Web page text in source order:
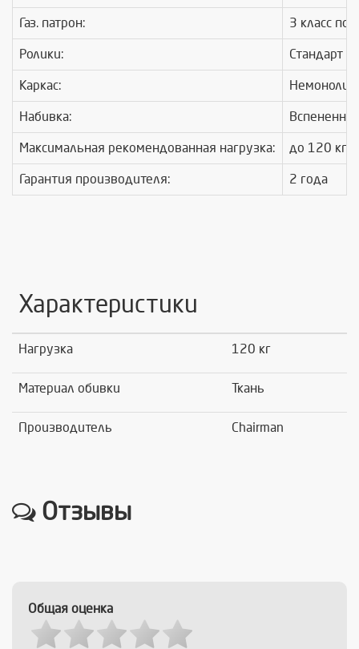
Газ. патрон: 3 класс по
Ролики: Стандарт
Каркас:
Набивка:
Максимальная рекомендованная нагрузка: до 120 кг
Гарантия производителя: 2 года
Характеристики
Нагрузка 120 кг
Материал обивки Ткань
Производитель Chairman
Отзывы
Общая оценка